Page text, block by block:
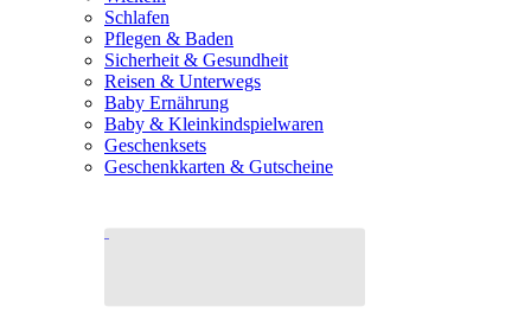
Schlafen
Pflegen & Baden
Sicherheit & Gesundheit
Reisen & Unterwegs
Baby Ernährung
Baby & Kleinkindspielwaren
Geschenksets
Geschenkkarten & Gutscheine